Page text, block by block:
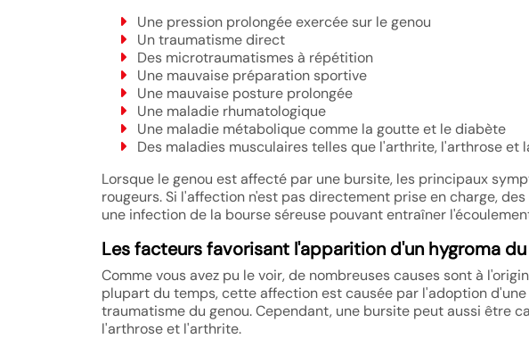
Une pression prolongée exercée sur le genou
Un traumatisme direct
Des microtraumatismes à répétition
Une mauvaise préparation sportive
Une mauvaise posture prolongée
Une maladie rhumatologique
Une maladie métabolique comme la goutte et le diabète
Des maladies musculaires telles que l'arthrite, l'arthrose
Lorsque le genou est affecté par une bursite, les principaux
rougeurs. Si l'affection n'est pas directement prise en charge,
une infection de la bourse séreuse pouvant entraîner
Les facteurs favorisant l'apparition d'un hygroma
Comme vous avez pu le voir, de nombreuses causes sont à
plupart du temps, cette affection est causée par l'adoption
traumatisme du genou. Cependant, une bursite peut aussi être
l'arthrose et l'arthrite.